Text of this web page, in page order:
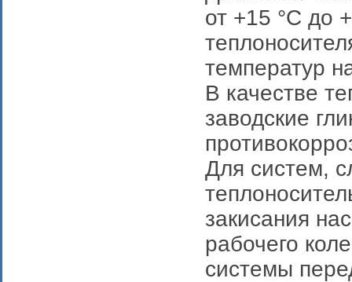
от +15 °C до
температур
В качестве
заводские
Для систем,
закисания
рабочего
системы